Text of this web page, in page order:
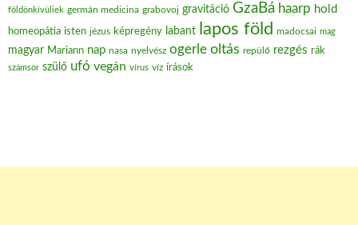
földönkívüliek germán medicina grabovoj gravitáció GzaBá haarp hold
homeopátia isten jézus képregény labant lapos föld madocsai mag
magyar Mariann nap nasa nyelvész ogerle oltás repülő rezgés rák
számsor szülő ufó vegán vírus víz írások